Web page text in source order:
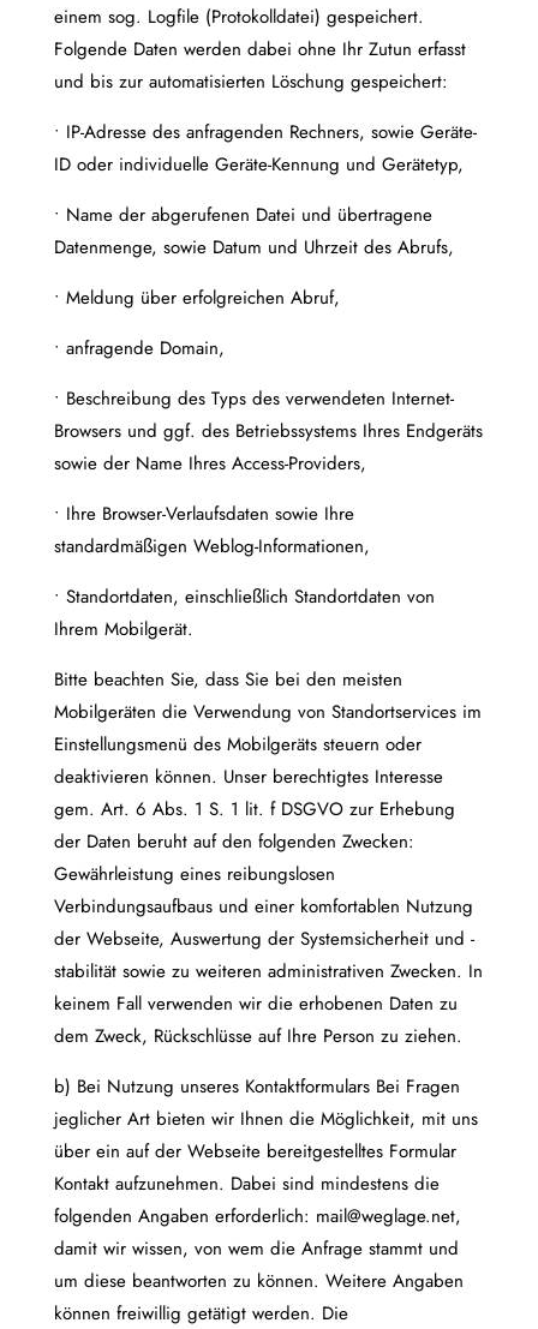
einem sog. Logfile (Protokolldatei) gespeichert.
Folgende Daten werden dabei ohne Ihr Zutun erfasst
und bis zur automatisierten Löschung gespeichert:
• IP-Adresse des anfragenden Rechners, sowie Geräte-
ID oder individuelle Geräte-Kennung und Gerätetyp,
• Name der abgerufenen Datei und übertragene
Datenmenge, sowie Datum und Uhrzeit des Abrufs,
• Meldung über erfolgreichen Abruf,
• anfragende Domain,
• Beschreibung des Typs des verwendeten Internet-
Browsers und ggf. des Betriebssystems Ihres Endgeräts
sowie der Name Ihres Access-Providers,
• Ihre Browser-Verlaufsdaten sowie Ihre
standardmäßigen Weblog-Informationen,
• Standortdaten, einschließlich Standortdaten von
Ihrem Mobilgerät.
Bitte beachten Sie, dass Sie bei den meisten
Mobilgeräten die Verwendung von Standortservices im
Einstellungsmenü des Mobilgeräts steuern oder
deaktivieren können. Unser berechtigtes Interesse
gem. Art. 6 Abs. 1 S. 1 lit. f DSGVO zur Erhebung
der Daten beruht auf den folgenden Zwecken:
Gewährleistung eines reibungslosen
Verbindungsaufbaus und einer komfortablen Nutzung
der Webseite, Auswertung der Systemsicherheit und -
stabilität sowie zu weiteren administrativen Zwecken. In
keinem Fall verwenden wir die erhobenen Daten zu
dem Zweck, Rückschlüsse auf Ihre Person zu ziehen.
b) Bei Nutzung unseres Kontaktformulars Bei Fragen
jeglicher Art bieten wir Ihnen die Möglichkeit, mit uns
über ein auf der Webseite bereitgestelltes Formular
Kontakt aufzunehmen. Dabei sind mindestens die
folgenden Angaben erforderlich: mail@weglage.net,
damit wir wissen, von wem die Anfrage stammt und
um diese beantworten zu können. Weitere Angaben
können freiwillig getätigt werden. Die